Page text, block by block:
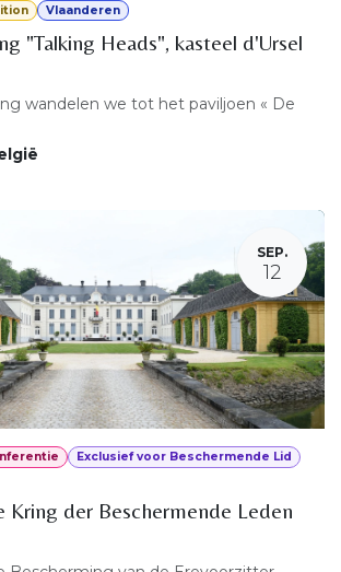
Vlaanderen
"Talking Heads", kasteel d'Ursel
wandelen we tot het paviljoen « De
SEP.
12
Exclusief voor Beschermende Lid
Kring der Beschermende Leden